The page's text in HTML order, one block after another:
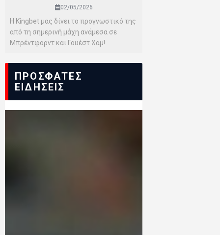
02/05/2026
Η Kingbet μας δίνει το προγνωστικό της
από τη σημερινή μάχη ανάμεσα σε
Μπρέντφορντ και Γουέστ Χαμ!
ΠΡΟΣΦΑΤΕΣ
ΕΙΔΗΣΕΙΣ